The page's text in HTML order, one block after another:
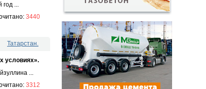
год ...
3440
Татарстан.
условиях».
...
3312